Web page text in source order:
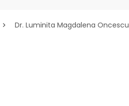
Dr. Luminita Magdalena Oncescu